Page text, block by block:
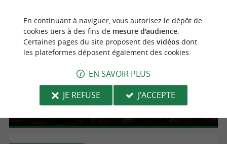
Grotte de Pozalagua
Grotte naturelle unique dans la vallée de
Karrantza
Karrantza Harana
En continuant à naviguer, vous autorisez le dépôt de
cookies tiers à des fins de mesure d'audience.
Certaines pages du site proposent des vidéosdont
les plateformes déposent également des cookies.
EN SAVOIR PLUS
JE REFUSE
J'ACCEPTE